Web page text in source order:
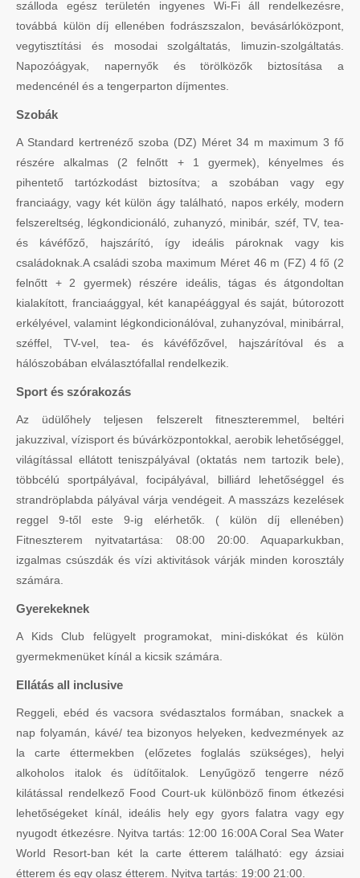
szálloda egész területén ingyenes Wi-Fi áll rendelkezésre,
továbbá külön díj ellenében fodrászszalon, bevásárlóközpont,
vegytisztítási és mosodai szolgáltatás, limuzin-szolgáltatás.
Napozóágyak, napernyők és törölközők biztosítása a
medencénél és a tengerparton díjmentes.
Szobák
A Standard kertrenéző szoba (DZ) Méret 34 m maximum 3 fő
részére alkalmas (2 felnőtt + 1 gyermek), kényelmes és
pihentető tartózkodást biztosítva; a szobában vagy egy
franciaágy, vagy két külön ágy található, napos erkély, modern
felszereltség, légkondicionáló, zuhanyzó, minibár, széf, TV, tea-
és kávéfőző, hajszárító, így ideális pároknak vagy kis
családoknak.A családi szoba maximum Méret 46 m (FZ) 4 fő (2
felnőtt + 2 gyermek) részére ideális, tágas és átgondoltan
kialakított, franciaággyal, két kanapéággyal és saját, bútorozott
erkélyével, valamint légkondicionálóval, zuhanyzóval, minibárral,
széffel, TV-vel, tea- és kávéfőzővel, hajszárítóval és a
hálószobában elválasztófallal rendelkezik.
Sport és szórakozás
Az üdülőhely teljesen felszerelt fitneszteremmel, beltéri
jakuzzival, vízisport és búvárközpontokkal, aerobik lehetőséggel,
világítással ellátott teniszpályával (oktatás nem tartozik bele),
többcélú sportpályával, focipályával, billiárd lehetőséggel és
strandröplabda pályával várja vendégeit. A masszázs kezelések
reggel 9-től este 9-ig elérhetők. ( külön díj ellenében)
Fitneszterem nyitvatartása: 08:00 20:00. Aquaparkukban,
izgalmas csúszdák és vízi aktivitások várják minden korosztály
számára.
Gyerekeknek
A Kids Club felügyelt programokat, mini-diskókat és külön
gyermekmenüket kínál a kicsik számára.
Ellátás all inclusive
Reggeli, ebéd és vacsora svédasztalos formában, snackek a
nap folyamán, kávé/ tea bizonyos helyeken, kedvezmények az
la carte éttermekben (előzetes foglalás szükséges), helyi
alkoholos italok és üdítőitalok. Lenyűgöző tengerre néző
kilátással rendelkező Food Court-uk különböző finom étkezési
lehetőségeket kínál, ideális hely egy gyors falatra vagy egy
nyugodt étkezésre. Nyitva tartás: 12:00 16:00A Coral Sea Water
World Resort-ban két la carte étterem található: egy ázsiai
étterem és egy olasz étterem. Nyitva tartás: 19:00 21:00.